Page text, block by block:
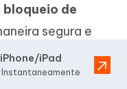
bloqueio de
segura e
iPad
Instantaneamente